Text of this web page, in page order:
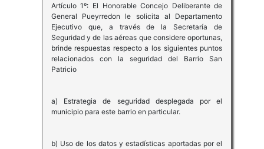
Artículo 1º: El Honorable Concejo Deliberante de
General Pueyrredon le solicita al Departamento
Ejecutivo que, a través de la Secretaría de
Seguridad y de las aéreas que considere oportunas,
brinde respuestas respecto a los siguientes puntos
relacionados con la seguridad del Barrio San
Patricio
a) Estrategia de seguridad desplegada por el
municipio para este barrio en particular.
b) Uso de los datos y estadísticas aportadas por el